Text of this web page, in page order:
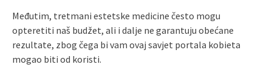
Međutim, tretmani estetske medicine često mogu
opteretiti naš budžet, ali i dalje ne garantuju obećane
rezultate, zbog čega bi vam ovaj savjet portala kobieta
mogao biti od koristi.